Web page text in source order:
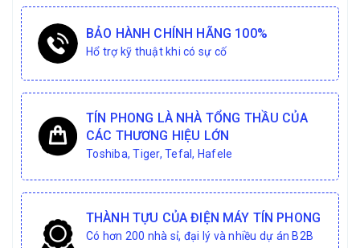
BẢO HÀNH CHÍNH HÃNG 100%
Hổ trợ kỹ thuật khi có sự cố
TÍN PHONG LÀ NHÀ TỔNG THẦU CỦA
CÁC THƯƠNG HIỆU LỚN
Toshiba, Tiger, Tefal, Hafele
THÀNH TỰU CỦA ĐIỆN MÁY TÍN PHONG
Có hơn 200 nhà sỉ, đại lý và nhiều dự án B2B